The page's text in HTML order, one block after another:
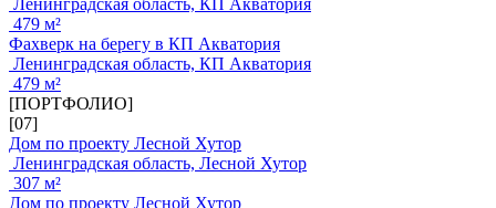
Ленинградская область, КП Акватория
479 м²
Фахверк на берегу в КП Акватория
Ленинградская область, КП Акватория
479 м²
[ПОРТФОЛИО]
[07]
Дом по проекту Лесной Хутор
Ленинградская область, Лесной Хутор
307 м²
Дом по проекту Лесной Хутор